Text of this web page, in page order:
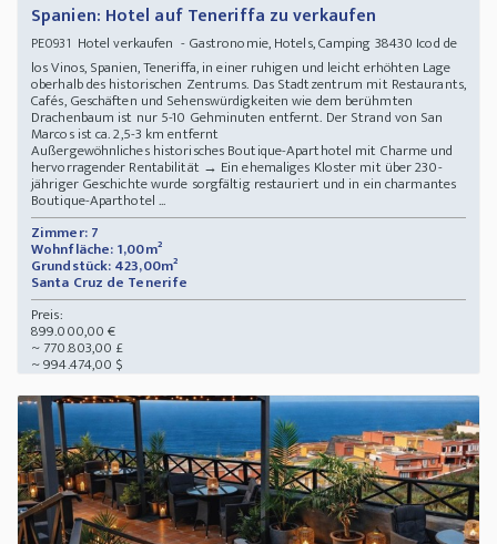
Spanien: Hotel auf Teneriffa zu verkaufen
PE0931 Hotel verkaufen - Gastronomie, Hotels, Camping 38430 Icod de
los Vinos, Spanien, Teneriffa, in einer ruhigen und leicht erhöhten Lage
oberhalb des historischen Zentrums. Das Stadtzentrum mit Restaurants,
Cafés, Geschäften und Sehenswürdigkeiten wie dem berühmten
Drachenbaum ist nur 5-10 Gehminuten entfernt. Der Strand von San
Marcos ist ca. 2,5-3 km entfernt
Außergewöhnliches historisches Boutique-Aparthotel mit Charme und
hervorragender Rentabilität → Ein ehemaliges Kloster mit über 230-
jähriger Geschichte wurde sorgfältig restauriert und in ein charmantes
Boutique-Aparthotel ...
Zimmer: 7
Wohnfläche: 1,00m²
Grundstück: 423,00m²
Santa Cruz de Tenerife
Preis:
899.000,00 €
~ 770.803,00 £
~ 994.474,00 $